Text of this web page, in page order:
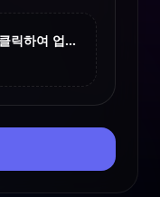
여기에 드래그하거나 클릭하여 업로드